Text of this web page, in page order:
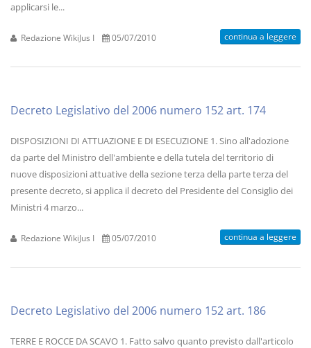
applicarsi le...
Redazione WikiJus I 05/07/2010 continua a leggere
Decreto Legislativo del 2006 numero 152 art. 174
DISPOSIZIONI DI ATTUAZIONE E DI ESECUZIONE 1. Sino all'adozione
da parte del Ministro dell'ambiente e della tutela del territorio di
nuove disposizioni attuative della sezione terza della parte terza del
presente decreto, si applica il decreto del Presidente del Consiglio dei
Ministri 4 marzo...
Redazione WikiJus I 05/07/2010 continua a leggere
Decreto Legislativo del 2006 numero 152 art. 186
TERRE E ROCCE DA SCAVO 1. Fatto salvo quanto previsto dall'articolo